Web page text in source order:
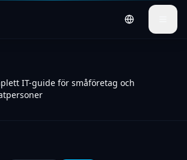
Switch to
IT-guide för småföretag och